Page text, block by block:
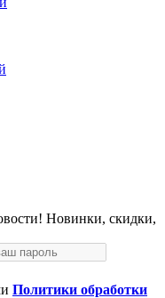
Новинки, скидки,
Политики обработки